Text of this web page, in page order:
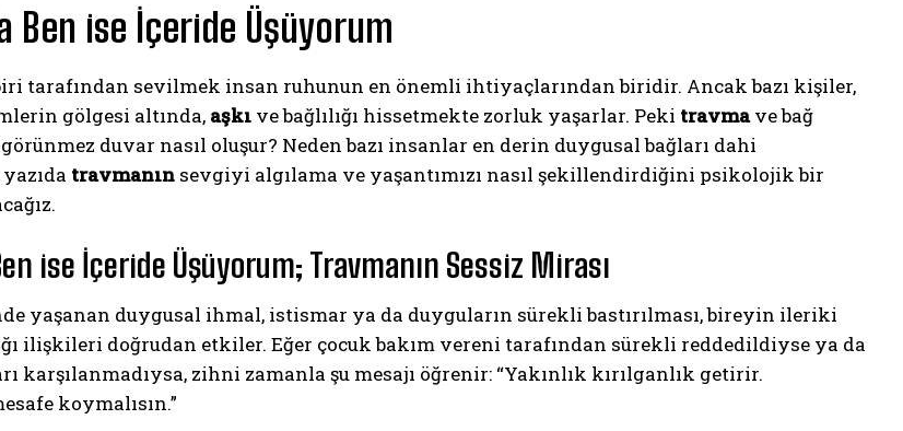
Ben ise İçeride Üşüyorum
tarafından sevilmek insan ruhunun en önemli ihtiyaçlarından biridir. Ancak bazı kişiler,
gölgesi altında, aşkı ve bağlılığı hissetmekte zorluk yaşarlar. Peki travmave bağ
duvar nasıl oluşur? Neden bazı insanlar en derin duygusal bağları dahi
travmanın sevgiyi algılama ve yaşantımızı nasıl şekillendirdiğini psikolojik bir
ise İçeride Üşüyorum; Travmanın Sessiz Mirası
yaşanan duygusal ihmal, istismar ya da duyguların sürekli bastırılması, bireyin ileriki
ilişkileri doğrudan etkiler. Eğer çocuk bakım vereni tarafından sürekli reddedildiyse ya da
karşılanmadıysa, zihni zamanla şu mesajı öğrenir: “Yakınlık kırılganlık getirir.
koymalısın.”